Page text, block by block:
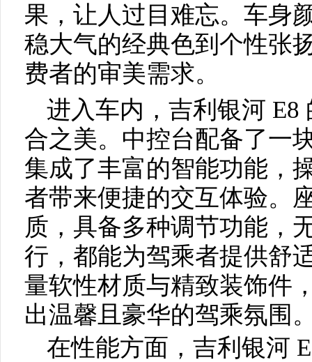
果，让人过目难忘。车身
稳大气的经典色到个性张
费者的审美需求。
进入车内，吉利银河
合之美。中控台配备了一
集成了丰富的智能功能，
者带来便捷的交互体验。
质，具备多种调节功能，
行，都能为驾乘者提供舒
量软性材质与精致装饰件
出温馨且豪华的驾乘氛围
在性能方面，吉利银河